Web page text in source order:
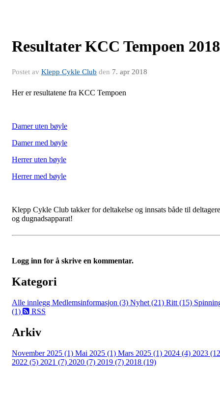
Resultater KCC Tempoen 2018
Postet av Klepp Cykle Club den 7. apr 2018
Her er resultatene fra KCC Tempoen
Damer uten bøyle
Damer med bøyle
Herrer uten bøyle
Herrer med bøyle
Klepp Cykle Club takker for deltakelse og innsats både til deltagere
og dugnadsapparat!
Logg inn for å skrive en kommentar.
Kategori
Alle innlegg Medlemsinformasjon (3) Nyhet (21) Ritt (15)
(1)
RSS
Arkiv
November 2025 (1) Mai 2025 (1) Mars 2025 (1) 2024 (4) 2023
2022 (5) 2021 (7) 2020 (7) 2019 (7) 2018 (19)